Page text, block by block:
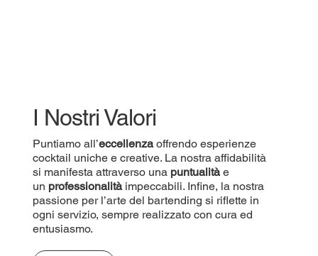
I Nostri Valori
Puntiamo all’eccellenzaoffrendo esperienze
cocktail uniche e creative. La nostra affidabilità
si manifesta attraverso una puntualitàe
un professionalitàimpeccabili. Infine, la nostra
passione per l’arte del bartending si riflette in
ogni servizio, sempre realizzato con cura ed
entusiasmo.